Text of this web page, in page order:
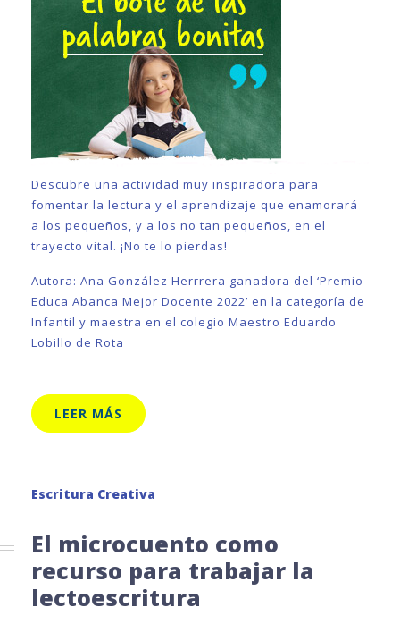
Descubre una actividad muy inspiradora para
fomentar la lectura y el aprendizaje que enamorará
a los pequeños, y a los no tan pequeños, en el
trayecto vital. ¡No te lo pierdas!
Autora: Ana González Herrrera ganadora del ‘Premio
Educa Abanca Mejor Docente 2022’ en la categoría de
Infantil y maestra en el colegio Maestro Eduardo
Lobillo de Rota
LEER MÁS
Escritura Creativa
El microcuento como
recurso para trabajar la
lectoescritura